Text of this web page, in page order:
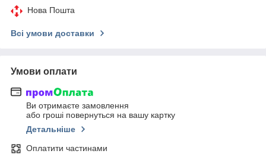
Нова Пошта
Всі умови доставки
Умови оплати
Ви отримаєте замовлення
або гроші повернуться на вашу картку
Детальніше
Оплатити частинами